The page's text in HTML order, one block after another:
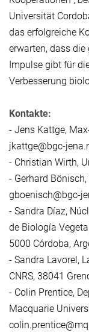
Universität
das erfolgreiche
erwarten, dass
Impulse gibt für
Verbesserung
Kontakte:
- Jens Kattge,
jkattge@bgc-
- Christian Wirth,
- Gerhard
gboenisch@bgc-
- Sandra Díaz,
de Biología
5000 Córdoba,
- Sandra Lavorel,
CNRS, 38041
- Colin Prentice,
Macquarie